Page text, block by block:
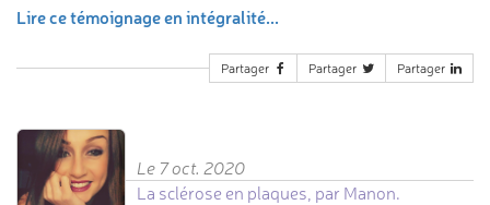
Lire ce témoignage en intégralité...
Partager Partager Partager
Le 7 oct. 2020
La sclérose en plaques, par Manon.